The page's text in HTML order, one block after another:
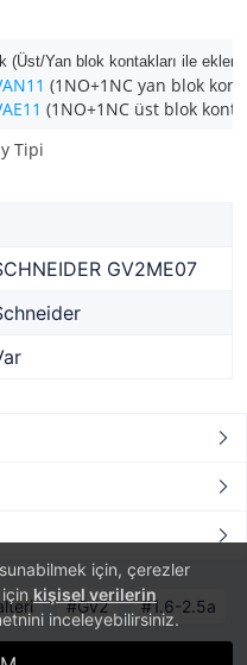
için, çerezler
kişisel verilerin
inceleyebilirsiniz.
(Üst/Yan blok kontakları ile
(1NO+1NC yan blok
(1NO+1NC üst blok
Tipi
GV2ME07
Gv2 1.6-2.5a